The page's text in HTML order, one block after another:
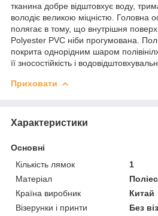
тканина добре відштовхує воду,
володіє великою міцністю. Головна
полягає в тому, що внутрішня
Polyester PVC ніби прогумована.
покрита однорідним шаром
її зносостійкість і
Приховати
Характеристики
Основні
Кількість лямок
1
Матеріал
Країна виробник
Китай
Візерунки і принти
Без